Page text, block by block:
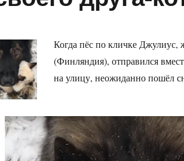
Когда пёс по кличке
(Финляндия), отправился
на улицу, неожиданно пошёл